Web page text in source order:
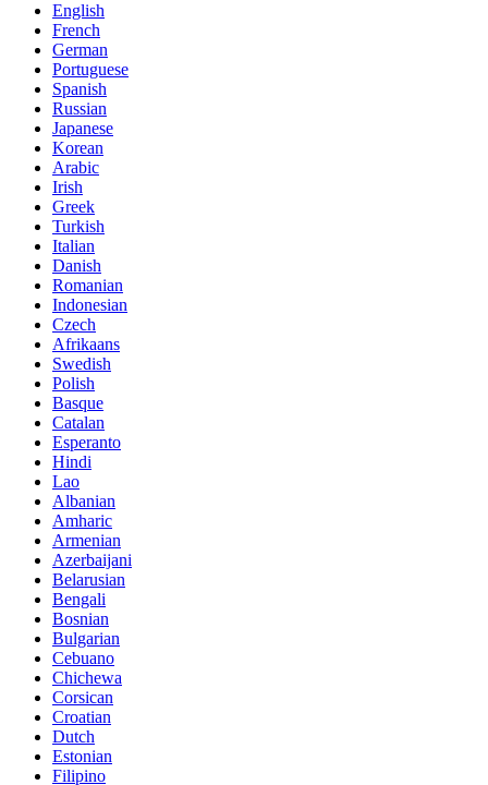
English
French
German
Portuguese
Spanish
Russian
Japanese
Korean
Arabic
Irish
Greek
Turkish
Italian
Danish
Romanian
Indonesian
Czech
Afrikaans
Swedish
Polish
Basque
Catalan
Esperanto
Hindi
Lao
Albanian
Amharic
Armenian
Azerbaijani
Belarusian
Bengali
Bosnian
Bulgarian
Cebuano
Chichewa
Corsican
Croatian
Dutch
Estonian
Filipino